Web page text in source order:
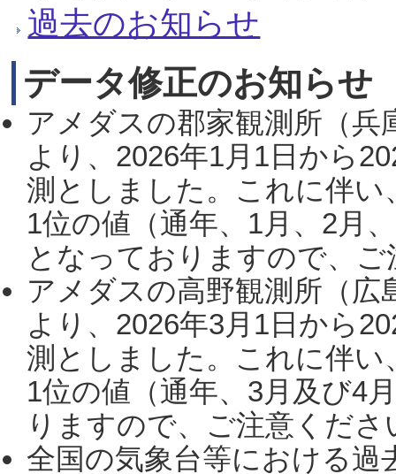
過去のお知らせ
データ修正のお知らせ
アメダスの郡家観測所（
より、2026年1月1日から
測としました。これに伴い
1位の値（通年、1月、2月
となっておりますので、
アメダスの高野観測所（
より、2026年3月1日から
測としました。これに伴い
1位の値（通年、3月及び4
りますので、ご注意くだ
全国の気象台等における過